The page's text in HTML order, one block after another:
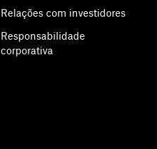
Relações com investidores
Responsabilidade
corporativa